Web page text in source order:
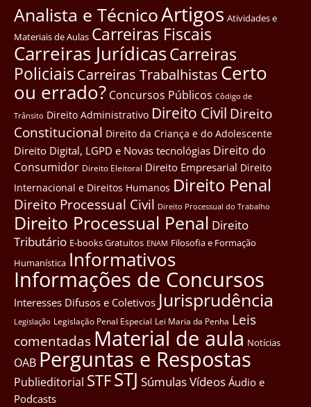
Analista e TécnicoArtigos Atividades e
Materiais de Aulas Carreiras Fiscais
Carreiras JurídicasCarreiras
Policiais Carreiras Trabalhistas Certo
ou errado? Concursos Públicos Côdigo de
Trânsito Direito Administrativo Direito Civil Direito
Constitucional Direito da Criança e do Adolescente
Direito Digital, LGPD e Novas tecnológias Direito do
Consumidor Direito Eleitoral Direito Empresarial Direito
Internacional e Direitos Humanos Direito Penal
Direito Processual Civil Direito Processual do Trabalho
Direito Processual Penal Direito
Tributário E-books Gratuitos ENAM Filosofia e Formação
Humanística Informativos
Informações de Concursos
Interesses Difusos e Coletivos Jurisprudência
Legislação Legislação Penal Especial Lei Maria da Penha Leis
comentadas Material de aula Notícias
OAB Perguntas e Respostas
Publieditorial STFSTJ SúmulasVídeos Áudio e
Podcasts